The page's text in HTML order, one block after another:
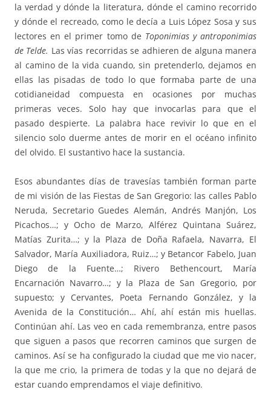
la verdad y dónde la literatura, dónde el camino recorrido
y dónde el recreado, como le decía a Luis López Sosa y sus
lectores en el primer tomo de Toponimias y antroponimias
de Telde. Las vías recorridas se adhieren de alguna manera
al camino de la vida cuando, sin pretenderlo, dejamos en
ellas las pisadas de todo lo que formaba parte de una
cotidianeidad compuesta en ocasiones por muchas
primeras veces. Solo hay que invocarlas para que el
pasado despierte. La palabra hace revivir lo que en el
silencio solo duerme antes de morir en el océano infinito
del olvido. El sustantivo hace la sustancia.
Esos abundantes días de travesías también forman parte
de mi visión de las Fiestas de San Gregorio: las calles Pablo
Neruda, Secretario Guedes Alemán, Andrés Manjón, Los
Picachos…; y Ocho de Marzo, Alférez Quintana Suárez,
Matías Zurita…; y la Plaza de Doña Rafaela, Navarra, El
Salvador, María Auxiliadora, Ruiz…; y Betancor Fabelo, Juan
Diego de la Fuente…; Rivero Bethencourt, María
Encarnación Navarro…; y la Plaza de San Gregorio, por
supuesto; y Cervantes, Poeta Fernando González, y la
Avenida de la Constitución… Ahí, ahí están mis huellas.
Continúan ahí. Las veo en cada remembranza, entre pasos
que siguen a pasos que recorren caminos que surgen de
caminos. Así se ha configurado la ciudad que me vio nacer,
la que me crio, la primera de todas y la que no dejará de
estar cuando emprendamos el viaje definitivo.